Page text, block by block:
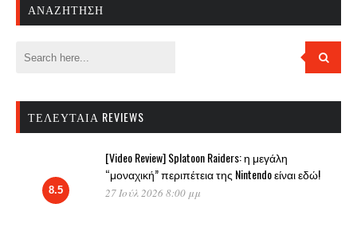
ΑΝΑΖΉΤΗΣΗ
ΤΕΛΕΥΤΑΊΑ REVIEWS
8.5
[Video Review] Splatoon Raiders: η μεγάλη
“μοναχική” περιπέτεια της Nintendo είναι εδώ!
27 Ιούλ 2026 8:00 μμ